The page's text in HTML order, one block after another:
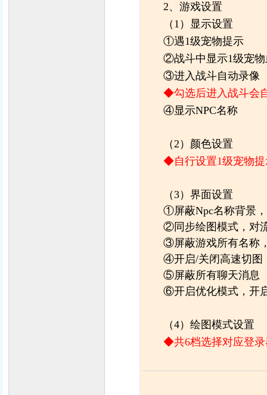
2、游戏设置
（1）显示设置
①遇1级宠物提示
②战斗中显示1级宠
③进入战斗自动录像
◆勾选后进入战斗会
④显示NPC名称
（2）颜色设置
◆自行设置1级宠物提
（3）界面设置
①屏蔽Npc名称背景，
②同步绘图模式，对流
③屏蔽游戏所有名称，
④开启/关闭高速切图
⑤屏蔽所有聊天消息
⑥开启优化模式，开启
（4）绘图模式设置
◆共6档选择对应登录